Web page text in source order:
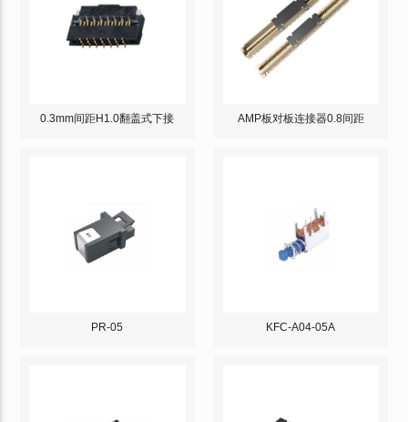
0.3mm间距H1.0翻盖式下接 AMP板对板连接器0.8间距
PR-05 KFC-A04-05A